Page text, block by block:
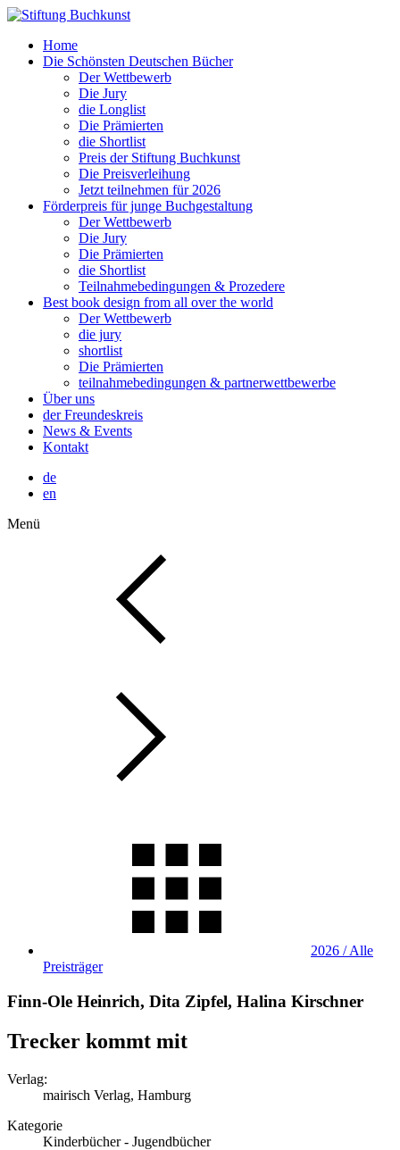
Home
Die Schönsten Deutschen Bücher
Der Wettbewerb
Die Jury
die Longlist
Die Prämierten
die Shortlist
Preis der Stiftung Buchkunst
Die Preisverleihung
Jetzt teilnehmen für 2026
Förderpreis für junge Buchgestaltung
Der Wettbewerb
Die Jury
Die Prämierten
die Shortlist
Teilnahmebedingungen & Prozedere
Best book design from all over the world
Der Wettbewerb
die jury
shortlist
Die Prämierten
teilnahmebedingungen & partnerwettbewerbe
Über uns
der Freundeskreis
News & Events
Kontakt
de
en
Menü
2026 / Alle
Preisträger
Finn-Ole Heinrich, Dita Zipfel, Halina Kirschner
Trecker kommt mit
Verlag:
mairisch Verlag, Hamburg
Kategorie
Kinderbücher - Jugendbücher